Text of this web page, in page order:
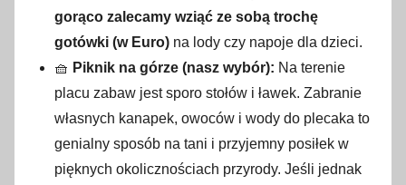
gorąco zalecamy wziąć ze sobą trochę
gotówki (w Euro) na lody czy napoje dla dzieci.
🧺 Piknik na górze (nasz wybór): Na terenie
placu zabaw jest sporo stołów i ławek. Zabranie
własnych kanapek, owoców i wody do plecaka to
genialny sposób na tani i przyjemny posiłek w
pięknych okolicznościach przyrody. Jeśli jednak